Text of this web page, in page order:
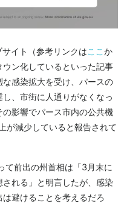
イト（参考リンクはここ か
ン化しているといった記事
感染拡大を受け、パースの
、市街に人通りがなくなっ
影響でパース市内の公共機
が減少していると報告されて
て前出の州首相は「3月末に
れる」と明言したが、感染
避けることを考えるだろ